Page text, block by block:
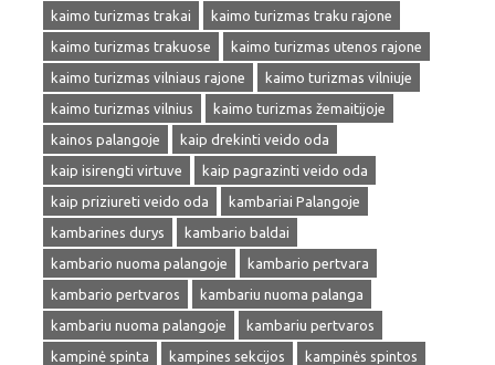
kaimo turizmas trakai
kaimo turizmas traku rajone
kaimo turizmas trakuose
kaimo turizmas utenos rajone
kaimo turizmas vilniaus rajone
kaimo turizmas vilniuje
kaimo turizmas vilnius
kaimo turizmas žemaitijoje
kainos palangoje
kaip drekinti veido oda
kaip isirengti virtuve
kaip pagrazinti veido oda
kaip priziureti veido oda
kambariai Palangoje
kambarines durys
kambario baldai
kambario nuoma palangoje
kambario pertvara
kambario pertvaros
kambariu nuoma palanga
kambariu nuoma palangoje
kambariu pertvaros
kampinė spinta
kampines sekcijos
kampinės spintos